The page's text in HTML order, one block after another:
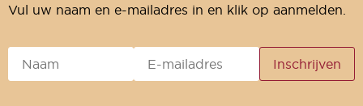
Vul uw naam en e-mailadres in en klik op aanmelden.